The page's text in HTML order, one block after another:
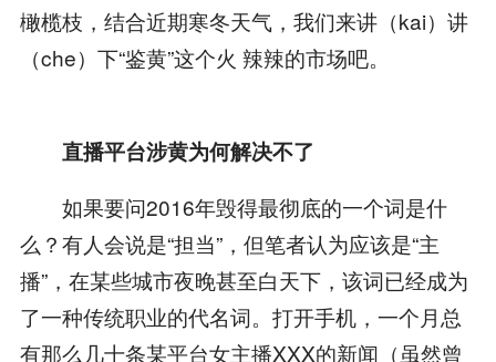
橄榄枝，结合近期寒冬天气，我们来讲（kai）讲
（che）下“鉴黄”这个火 辣辣的市场吧。
直播平台涉黄为何解决不了
如果要问2016年毁得最彻底的一个词是什
么？有人会说是“担当”，但笔者认为应该是“主
播”，在某些城市夜晚甚至白天下，该词已经成为
了一种传统职业的代名词。打开手机，一个月总
有那么几十条某平台女主播XXX的新闻（虽然曾